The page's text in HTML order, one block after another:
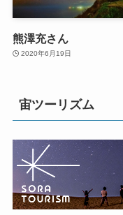
熊澤充さん
2020年6月19日
宙ツーリズム